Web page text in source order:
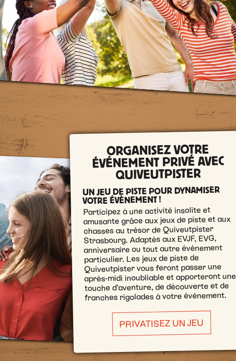
ORGANISEZ VOTRE
ÉVÉNEMENT PRIVÉ AVEC
QUIVEUTPISTER
UN JEU DE PISTE POUR DYNAMISER
VOTRE ÉVÈNEMENT !
Participez à une activité insolite et
amusante grâce aux jeux de piste et aux
chasses au trésor de Quiveutpister
Strasbourg. Adaptés aux EVJF, EVG,
anniversaire ou tout autre événement
particulier. Les jeux de piste de
Quiveutpister vous feront passer une
après-midi inoubliable et apporteront une
touche d’aventure, de découverte et de
franches rigolades à votre événement.
PRIVATISEZ UN JEU